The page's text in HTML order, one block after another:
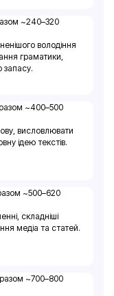
~240–320
володіння
граматики,
запасу.
~400–500
висловлювати
ідею текстів.
~500–620
складніші
медіа та статей.
~700–800